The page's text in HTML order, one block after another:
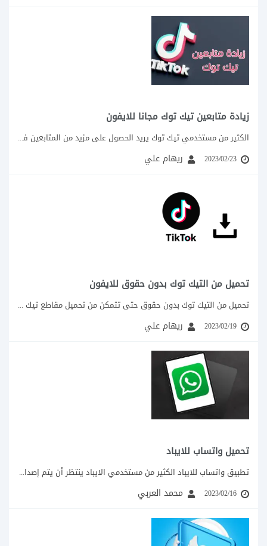
زيادة متابعين تيك توك مجانا للايفون
الكثير من مستخدمي تيك توك يريد الحصول على مزيد من المتابعين في تيك توك،...
2023/02/23 ريهام علي
تحميل من التيك توك بدون حقوق للايفون
تحميل من التيك توك بدون حقوق حتى تتمكن من تحميل مقاطع تيك توك للايفون...
2023/02/19 ريهام علي
تحميل واتساب للايباد
تطبيق واتساب للايباد الكثير من مستخدمي الايباد ينتظر أن يتم إصدار تطبيق واتساب رسمي للايباد،...
2023/02/16 محمد العربي